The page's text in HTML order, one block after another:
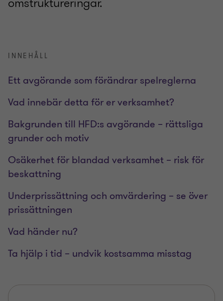
INNEHÅLL
Ett avgörande som förändrar spelreglerna
Vad innebär detta för er verksamhet?
Bakgrunden till HFD:s avgörande – rättsliga
grunder och motiv
Osäkerhet för blandad verksamhet – risk för
beskattning
Underprissättning och omvärdering – se över
prissättningen
Vad händer nu?
Ta hjälp i tid – undvik kostsamma misstag